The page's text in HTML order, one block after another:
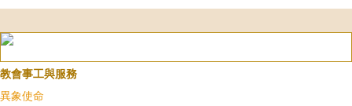
教會事工與服務
異象使命